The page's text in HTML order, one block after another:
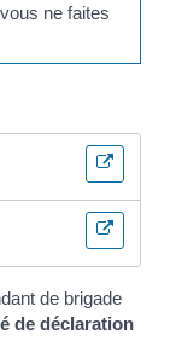
ne faites
de brigade
de déclaration